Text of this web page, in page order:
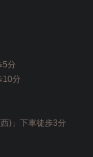
5分
10分
)」下車徒歩3分